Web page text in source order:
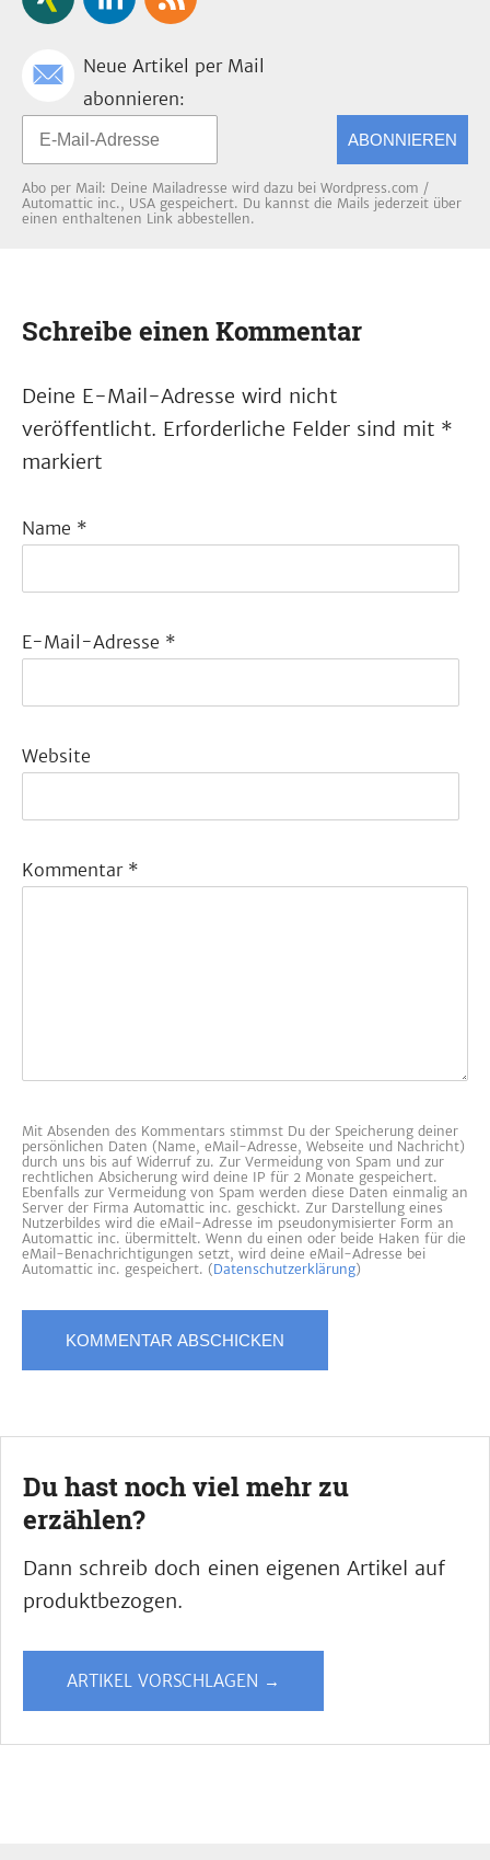
Neue Artikel per Mail
abonnieren:
ABONNIEREN
Abo per Mail: Deine Mailadresse wird dazu bei Wordpress.com /
Automattic inc., USA gespeichert. Du kannst die Mails jederzeit über
einen enthaltenen Link abbestellen.
Schreibe einen Kommentar
Deine E-Mail-Adresse wird nicht
veröffentlicht. Erforderliche Felder sind mit *
markiert
Name *
E-Mail-Adresse *
Website
Kommentar *
Mit Absenden des Kommentars stimmst Du der Speicherung deiner
persönlichen Daten (Name, eMail-Adresse, Webseite und Nachricht)
durch uns bis auf Widerruf zu. Zur Vermeidung von Spam und zur
rechtlichen Absicherung wird deine IP für 2 Monate gespeichert.
Ebenfalls zur Vermeidung von Spam werden diese Daten einmalig an
Server der Firma Automattic inc. geschickt. Zur Darstellung eines
Nutzerbildes wird die eMail-Adresse im pseudonymisierter Form an
Automattic inc. übermittelt. Wenn du einen oder beide Haken für die
eMail-Benachrichtigungen setzt, wird deine eMail-Adresse bei
Automattic inc. gespeichert. (Datenschutzerklärung)
Du hast noch viel mehr zu
erzählen?
Dann schreib doch einen eigenen Artikel auf
produktbezogen.
ARTIKEL VORSCHLAGEN →